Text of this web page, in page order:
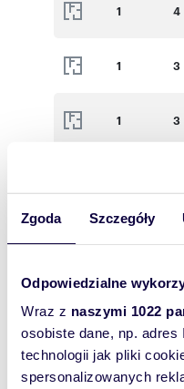
Zgoda Szczegóły
Odpowiedzialne
Wraz z naszymi 1022
osobiste dane, np.
technologii jak pliki
spersonalizowanych
1 4
1 3
1 3
3 4
3 3